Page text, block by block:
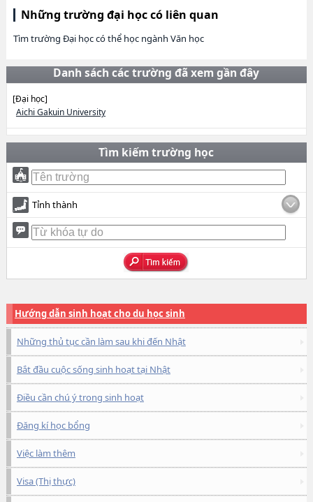
Những trường đại học có liên quan
Tìm trường Đại học có thể học ngành Văn học
Danh sách các trường đã xem gần đây
[Đại học]
Aichi Gakuin University
Tìm kiếm trường học
Tỉnh thành
Hướng dẫn sinh hoạt cho du học sinh
Những thủ tục cần làm sau khi đến Nhật
Bắt đầu cuộc sống sinh hoạt tại Nhật
Điều cần chú ý trong sinh hoạt
Đăng kí học bổng
Việc làm thêm
Visa (Thị thực)